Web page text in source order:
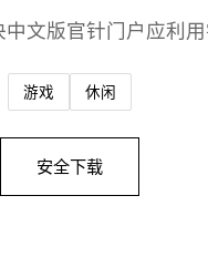
文版官针门户应利
游戏 休闲
安全下载